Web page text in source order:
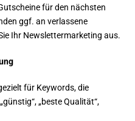
für den nächsten
ggf. an verlassene
Ihr Newslettermarketing aus.
für Keywords, die
„beste Qualität“,